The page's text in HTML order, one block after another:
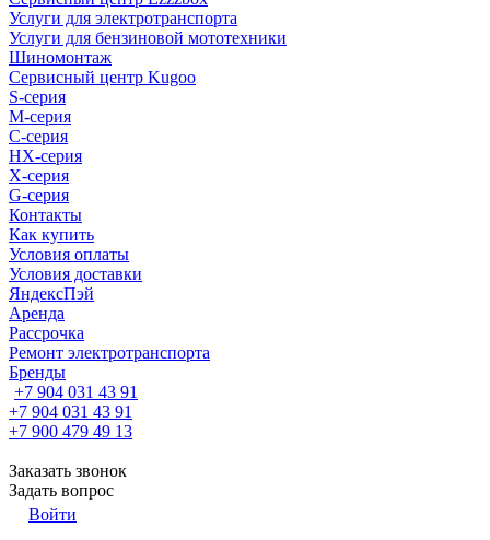
Услуги для электротранспорта
Услуги для бензиновой мототехники
Шиномонтаж
Сервисный центр Kugoo
S-cерия
M-серия
С-серия
HX-серия
X-серия
G-серия
Контакты
Как купить
Условия оплаты
Условия доставки
ЯндексПэй
Аренда
Рассрочка
Ремонт электротранспорта
Бренды
+7 904 031 43 91
+7 904 031 43 91
+7 900 479 49 13
Заказать звонок
Задать вопрос
Войти